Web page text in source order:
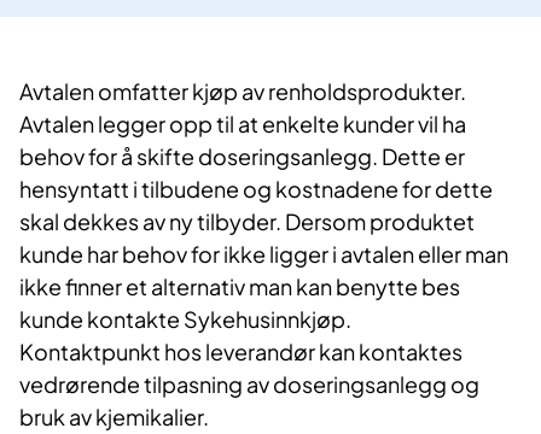
Avtalen omfatter kjøp av renholdsprodukter.
Avtalen legger opp til at enkelte kunder vil ha
behov for å skifte doseringsanlegg. Dette er
hensyntatt i tilbudene og kostnadene for dette
skal dekkes av ny tilbyder. Dersom produktet
kunde har behov for ikke ligger i avtalen eller man
ikke finner et alternativ man kan benytte bes
kunde kontakte Sykehusinnkjøp.
Kontaktpunkt hos leverandør kan kontaktes
vedrørende tilpasning av doseringsanlegg og
bruk av kjemikalier.